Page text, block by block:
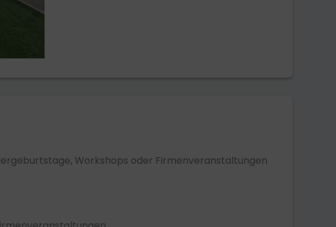
Workshops oder Firmenveranstaltungen